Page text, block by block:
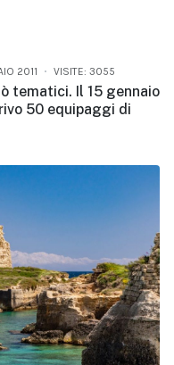
2011 VISITE: 3055
tematici. Il 15 gennaio
50 equipaggi di